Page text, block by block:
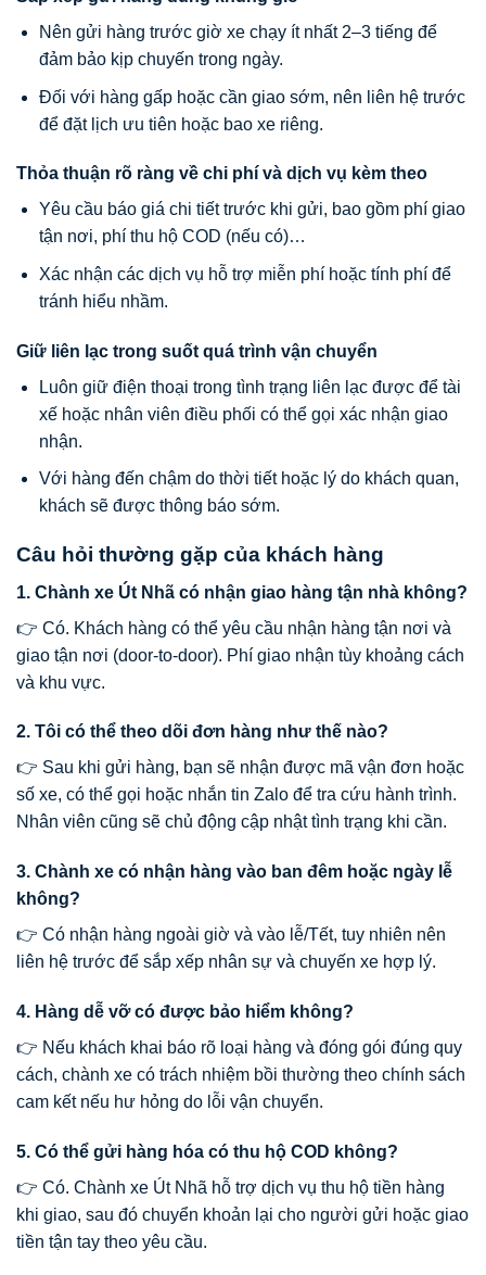
Nên gửi hàng trước giờ xe chạy ít nhất 2–3 tiếng để
đảm bảo kịp chuyến trong ngày.
Đối với hàng gấp hoặc cần giao sớm, nên liên hệ trước
để đặt lịch ưu tiên hoặc bao xe riêng.
Thỏa thuận rõ ràng về chi phí và dịch vụ kèm theo
Yêu cầu báo giá chi tiết trước khi gửi, bao gồm phí giao
tận nơi, phí thu hộ COD (nếu có)…
Xác nhận các dịch vụ hỗ trợ miễn phí hoặc tính phí để
tránh hiểu nhầm.
Giữ liên lạc trong suốt quá trình vận chuyển
Luôn giữ điện thoại trong tình trạng liên lạc được để tài
xế hoặc nhân viên điều phối có thể gọi xác nhận giao
nhận.
Với hàng đến chậm do thời tiết hoặc lý do khách quan,
khách sẽ được thông báo sớm.
Câu hỏi thường gặp của khách hàng
1. Chành xe Út Nhã có nhận giao hàng tận nhà không?
👉 Có. Khách hàng có thể yêu cầu nhận hàng tận nơi và
giao tận nơi (door-to-door). Phí giao nhận tùy khoảng cách
và khu vực.
2. Tôi có thể theo dõi đơn hàng như thế nào?
👉 Sau khi gửi hàng, bạn sẽ nhận được mã vận đơn hoặc
số xe, có thể gọi hoặc nhắn tin Zalo để tra cứu hành trình.
Nhân viên cũng sẽ chủ động cập nhật tình trạng khi cần.
3. Chành xe có nhận hàng vào ban đêm hoặc ngày lễ
không?
👉 Có nhận hàng ngoài giờ và vào lễ/Tết, tuy nhiên nên
liên hệ trước để sắp xếp nhân sự và chuyến xe hợp lý.
4. Hàng dễ vỡ có được bảo hiểm không?
👉 Nếu khách khai báo rõ loại hàng và đóng gói đúng quy
cách, chành xe có trách nhiệm bồi thường theo chính sách
cam kết nếu hư hỏng do lỗi vận chuyển.
5. Có thể gửi hàng hóa có thu hộ COD không?
👉 Có. Chành xe Út Nhã hỗ trợ dịch vụ thu hộ tiền hàng
khi giao, sau đó chuyển khoản lại cho người gửi hoặc giao
tiền tận tay theo yêu cầu.